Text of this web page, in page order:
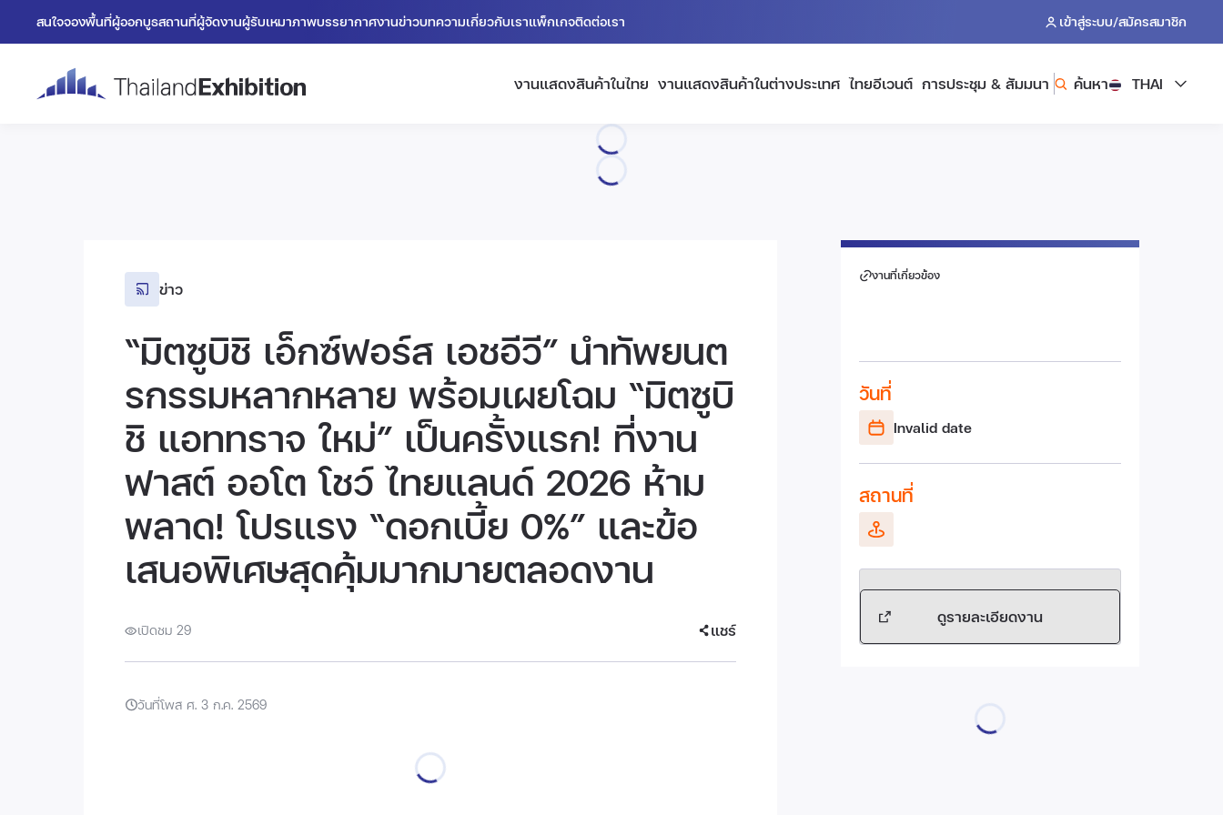
สนใจจองพื้นที่ผู้ออกบูธสถานที่ผู้จัดงานผู้รับเหมาภาพบรรยากาศงานข่าวบทความเกี่ยวกับเราแพ็กเกจติดต่อเรา เข้าสู่ระบบ/สมัครสมาชิก
งานแสดงสินค้าในไทย งานแสดงสินค้าในต่างประเทศ ไทยอีเวนต์ การประชุม & สัมมนา ค้นหา THAI
ข่าว
“มิตซูบิชิ เอ็กซ์ฟอร์ส เอชอีวี” นำทัพยนต
รกรรมหลากหลาย พร้อมเผยโฉม “มิตซูบิ
ชิ แอททราจ ใหม่” เป็นครั้งแรก! ที่งาน
ฟาสต์ ออโต โชว์ ไทยแลนด์ 2026 ห้าม
พลาด! โปรแรง “ดอกเบี้ย 0%” และข้อ
เสนอพิเศษสุดคุ้มมากมายตลอดงาน
เปิดชม 29 แชร์
วันที่โพส ศ. 3 ก.ค. 2569
งานที่เกี่ยวข้อง
วันที่
Invalid date
สถานที่
ดูรายละเอียดงาน